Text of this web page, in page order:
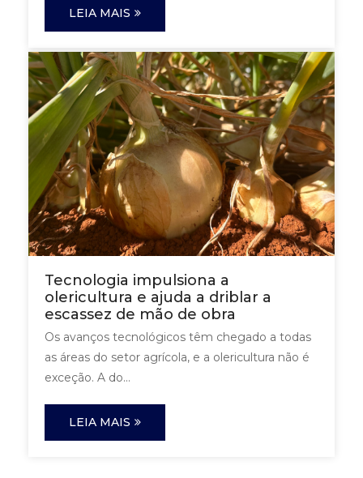
LEIA MAIS
Tecnologia impulsiona a
olericultura e ajuda a driblar a
escassez de mão de obra
Os avanços tecnológicos têm chegado a todas
as áreas do setor agrícola, e a olericultura não é
exceção. A do...
LEIA MAIS